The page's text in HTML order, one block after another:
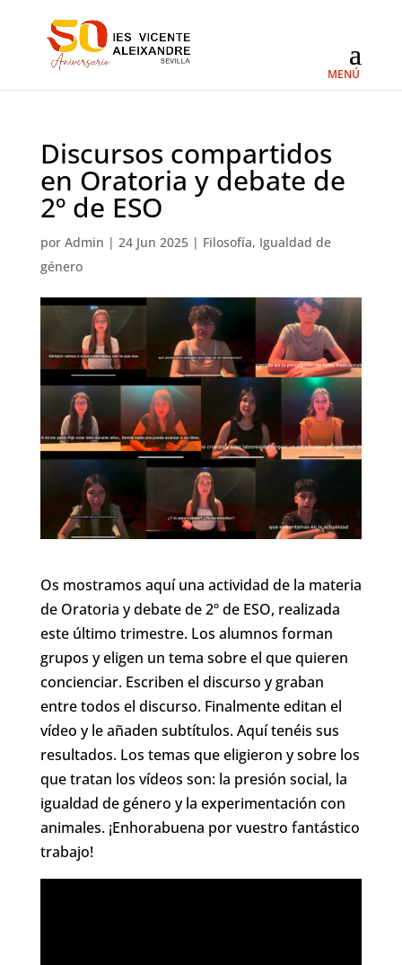
Discursos compartidos
en Oratoria y debate de
2º de ESO
por Admin | 24 Jun 2025| Filosofía, Igualdad de
género
Os mostramos aquí una actividad de la materia
de Oratoria y debate de 2º de ESO, realizada
este último trimestre. Los alumnos forman
grupos y eligen un tema sobre el que quieren
concienciar. Escriben el discurso y graban
entre todos el discurso. Finalmente editan el
vídeo y le añaden subtítulos. Aquí tenéis sus
resultados. Los temas que eligieron y sobre los
que tratan los vídeos son: la presión social, la
igualdad de género y la experimentación con
animales. ¡Enhorabuena por vuestro fantástico
trabajo!